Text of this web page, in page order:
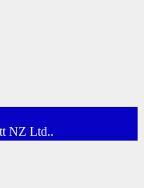
NZ Ltd..